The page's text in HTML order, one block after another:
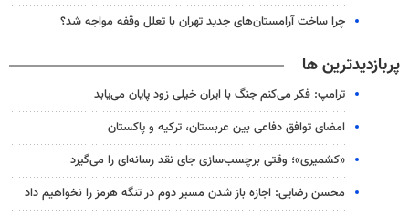
چرا ساخت آرامستان‌های جدید تهران با تعلل وقفه مواجه شد؟
پربازدیدترین ها
ترامپ: فکر می‌کنم جنگ با ایران خیلی زود پایان می‌یابد
امضای توافق دفاعی بین عربستان، ترکیه و پاکستان
«کشمیری»؛ وقتی برچسب‌سازی جای نقد رسانه‌ای را می‌گیرد
محسن رضایی: اجازه باز شدن مسیر دوم در تنگه هرمز را نخواهیم داد